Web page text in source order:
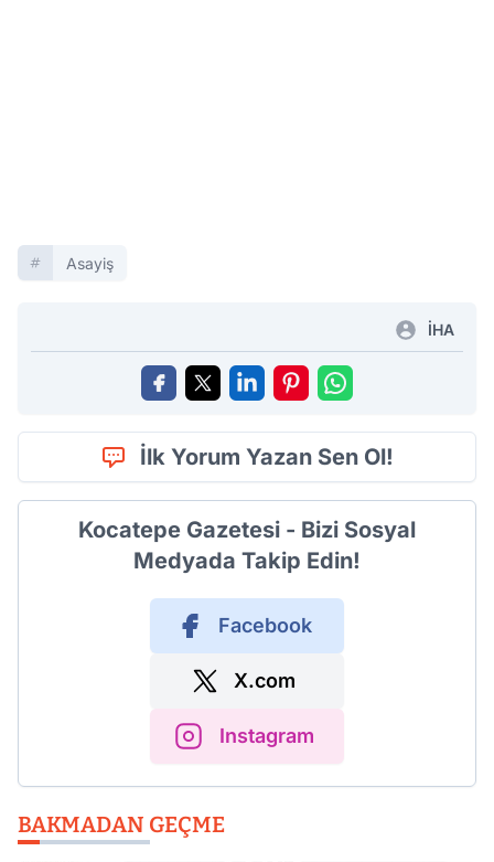
Asayiş
İHA
İlk Yorum Yazan Sen Ol!
Kocatepe Gazetesi - Bizi Sosyal
Medyada Takip Edin!
Facebook
X.com
Instagram
BAKMADAN GEÇME